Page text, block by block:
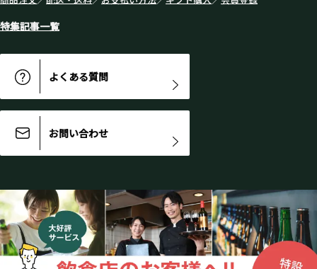
特集記事一覧
よくある質問
お問い合わせ